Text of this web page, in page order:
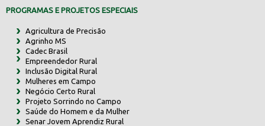
PROGRAMAS E PROJETOS ESPECIAIS
Agricultura de Precisão
Agrinho MS
Cadec Brasil
Empreendedor Rural
Inclusão Digital Rural
Mulheres em Campo
Negócio Certo Rural
Projeto Sorrindo no Campo
Saúde do Homem e da Mulher
Senar Jovem Aprendiz Rural